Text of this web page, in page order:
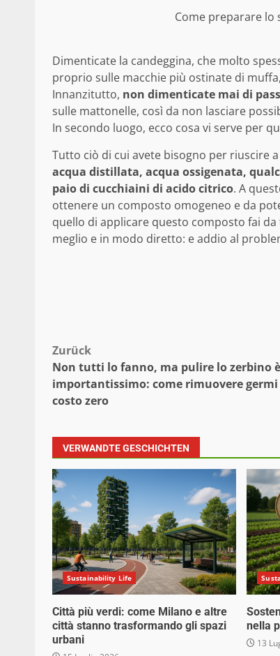
Come preparare lo
Dimenticate la candeggina, che molto
proprio sulle macchie più ostinate di
Innanzitutto, non dimenticate mai di
sulle mattonelle, così da non lasciare
In secondo luogo, ecco cosa vi serve per
Tutto ciò di cui avete bisogno per riuscire
acqua distillata, acqua ossigenata,
paio di cucchiaini di acido citrico. A
ottenere un composto omogeneo e da
quello di applicare questo composto fai
meglio e in modo diretto: e addio al
Beitragsnavigation
Zurück
Non tutti lo fanno, ma pulire lo zerbino è
importantissimo: come rimuovere
costo zero
VERWANDTE GESCHICHTEN
Sustainability Life
Città più verdi: come Milano e altre
città stanno trasformando gli spazi
urbani
nella
13